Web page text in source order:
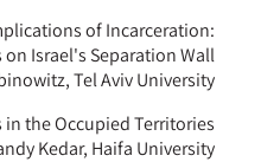
of Incarceration:
Israel's Separation Wall
Tel Aviv University
in the Occupied Territories
Kedar, Haifa University